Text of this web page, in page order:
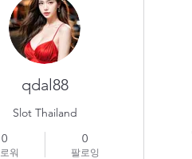
qdal88
Slot Thailand
0
워
0
팔로잉